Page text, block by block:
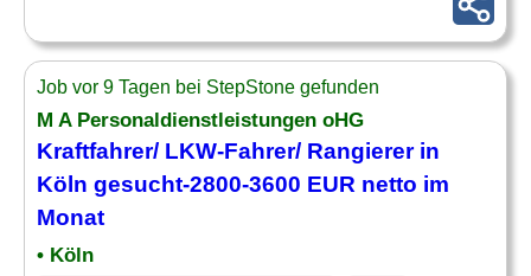
Job vor 9 Tagen bei StepStone gefunden
M A Personaldienstleistungen oHG
Kraftfahrer/ LKW-Fahrer/ Rangiererin
Köln gesucht-2800-3600 EUR netto im
Monat
• Köln